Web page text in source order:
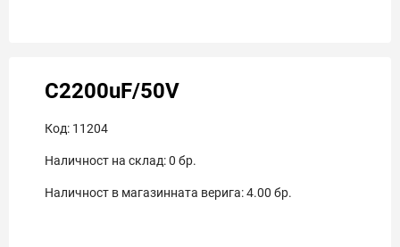
C2200uF/50V
Код: 11204
Наличност на склад:0 бр.
Наличност в магазинната верига:4.00 бр.